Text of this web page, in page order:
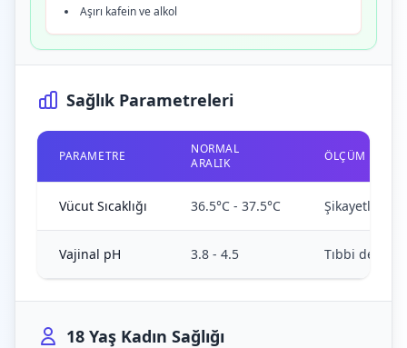
Aşırı kafein ve alkol
Sağlık Parametreleri
PARAMETRE
NORMAL
ARALIK
ÖLÇÜM
Vücut Sıcaklığı 36.5°C - 37.5°C Şikayetler
Vajinal pH 3.8 - 4.5 Tıbbi
18 Yaş Kadın Sağlığı